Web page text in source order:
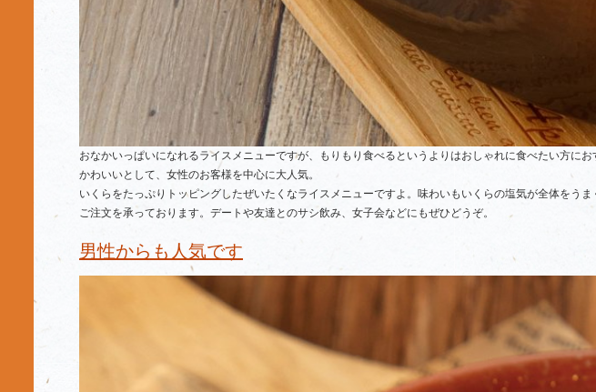
おなかいっぱいになれるライスメニューですが、もりもり食べるというよりはおしゃれに食べたい方
かわいいとして、女性のお客様を中心に大人気。
いくらをたっぷりトッピングしたぜいたくなライスメニューですよ。味わいもいくらの塩気が全体をう
ご注文を承っております。デートや友達とのサシ飲み、女子会などにもぜひどうぞ。
男性からも人気です